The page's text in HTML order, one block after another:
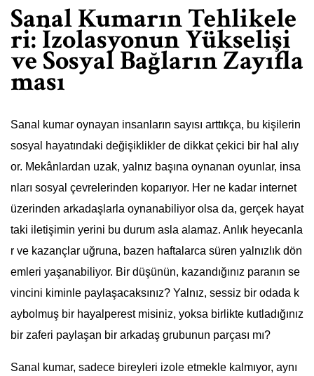
Sanal Kumarın Tehlikele
ri: İzolasyonun Yükselişi
ve Sosyal Bağların Zayıfla
ması
Sanal kumar oynayan insanların sayısı arttıkça, bu kişilerin
sosyal hayatındaki değişiklikler de dikkat çekici bir hal alıy
or. Mekânlardan uzak, yalnız başına oynanan oyunlar, insa
nları sosyal çevrelerinden koparıyor. Her ne kadar internet
üzerinden arkadaşlarla oynanabiliyor olsa da, gerçek hayat
taki iletişimin yerini bu durum asla alamaz. Anlık heyecanla
r ve kazançlar uğruna, bazen haftalarca süren yalnızlık dön
emleri yaşanabiliyor. Bir düşünün, kazandığınız paranın se
vincini kiminle paylaşacaksınız? Yalnız, sessiz bir odada k
aybolmuş bir hayalperest misiniz, yoksa birlikte kutladığınız
bir zaferi paylaşan bir arkadaş grubunun parçası mı?
Sanal kumar, sadece bireyleri izole etmekle kalmıyor, aynı